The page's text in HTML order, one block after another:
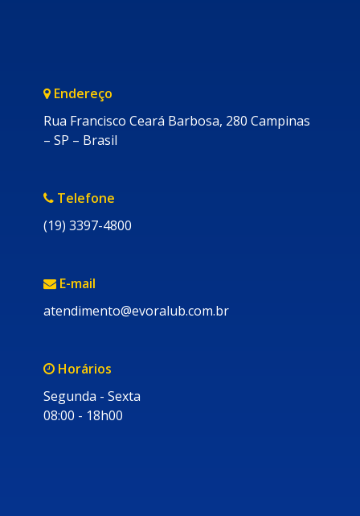
Endereço
Rua Francisco Ceará Barbosa, 280 Campinas
– SP – Brasil
Telefone
(19) 3397-4800
E-mail
atendimento@evoralub.com.br
Horários
Segunda - Sexta
08:00 - 18h00